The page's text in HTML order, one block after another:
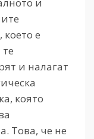
е
и налагат
която
Това, че не